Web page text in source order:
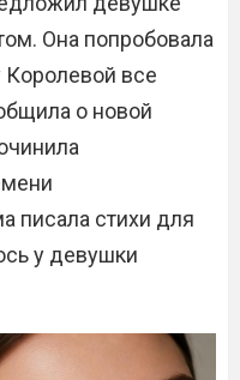
Она попробовала
Королевой все
о новой
писала стихи для
у девушки